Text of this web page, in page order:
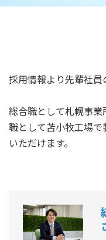
採用情報より先輩社員
総合職として札幌事
職として苫小牧工場
いただけます。